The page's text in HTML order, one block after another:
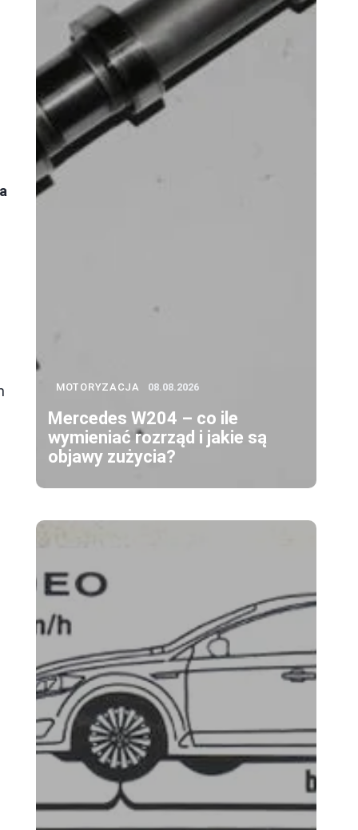
MOTORYZACJA 08.08.2026
Mercedes W204 – co ile
wymieniać rozrząd i jakie są
objawy zużycia?